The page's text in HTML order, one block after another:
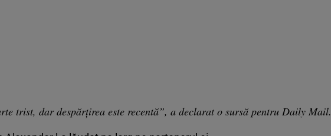
trist, dar despărțirea este recentă”, a declarat o sursă pentru Daily Mail.